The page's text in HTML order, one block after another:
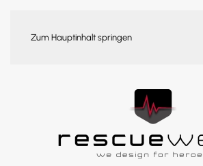
Zum Hauptinhalt springen